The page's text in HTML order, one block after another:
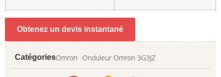
Obtenez un devis instantané
CatégoriesOmron Onduleur Omron 3G3JZ